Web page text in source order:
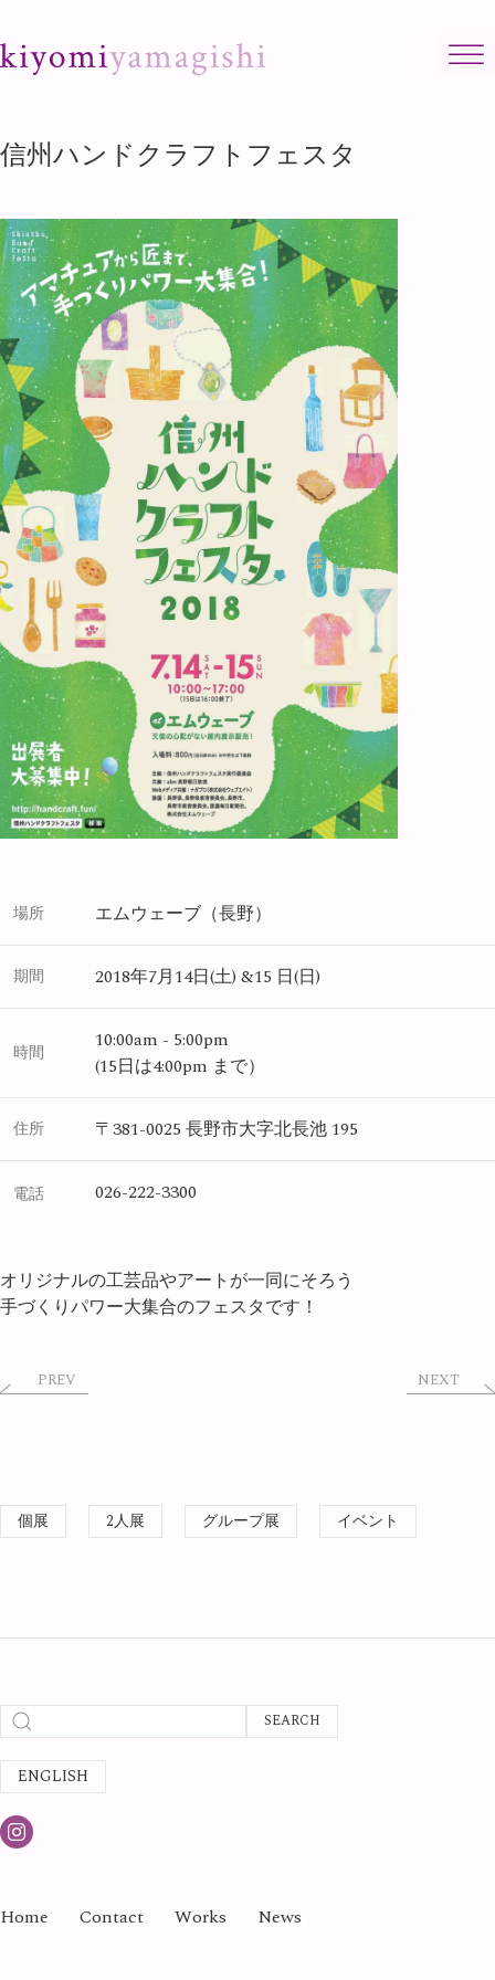
信州ハンドクラフトフェスタ
場所 エムウェーブ（長野）
期間 2018年7月14日(土) &15 日(日)
時間
10:00am - 5:00pm
(15日は4:00pm まで）
住所 〒381-0025 長野市大字北長池 195
電話 026-222-3300
オリジナルの工芸品やアートが一同にそろう
手づくりパワー大集合のフェスタです！
PREV NEXT
個展 2人展 グループ展 イベント
SEARCH
ENGLISH
Home Contact Works News